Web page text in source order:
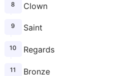
Clown
Saint
Regards
Bronze